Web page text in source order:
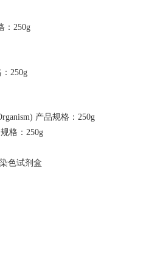
：250g
250g
产品规格：250g
格：250g
色试剂盒